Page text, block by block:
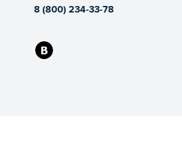
8 (800) 234-33-78